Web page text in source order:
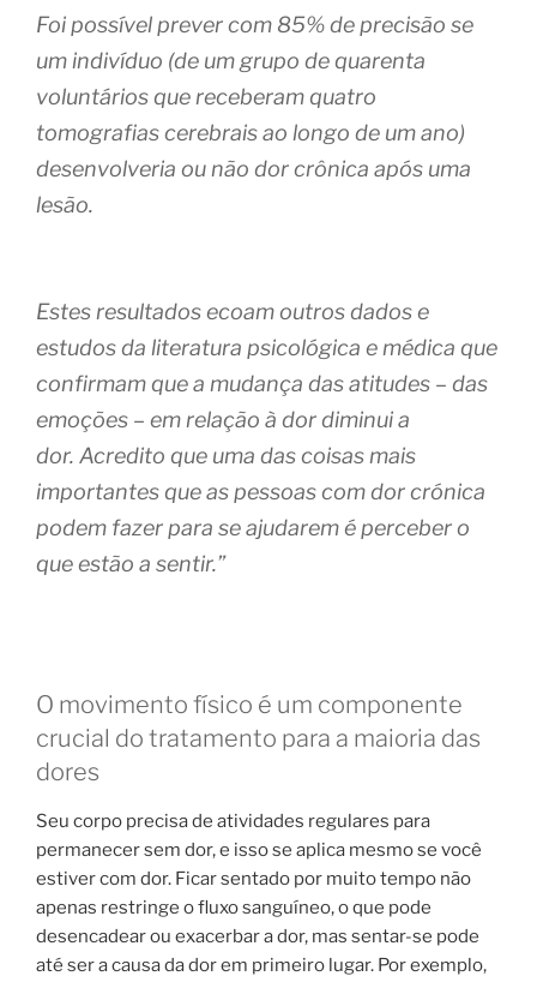
Foi possível prever com 85% de precisão se
um indivíduo (de um grupo de quarenta
voluntários que receberam quatro
tomografias cerebrais ao longo de um ano)
desenvolveria ou não dor crônica após uma
lesão.
Estes resultados ecoam outros dados e
estudos da literatura psicológica e médica que
confirmam que a mudança das atitudes – das
emoções – em relação à dor diminui a
dor. Acredito que uma das coisas mais
importantes que as pessoas com dor crónica
podem fazer para se ajudarem é perceber o
que estão a sentir.”
O movimento físico é um componente
crucial do tratamento para a maioria das
dores
Seu corpo precisa de atividades regulares para
permanecer sem dor, e isso se aplica mesmo se você
estiver com dor. Ficar sentado por muito tempo não
apenas restringe o fluxo sanguíneo, o que pode
desencadear ou exacerbar a dor, mas sentar-se pode
até ser a causa da dor em primeiro lugar. Por exemplo,